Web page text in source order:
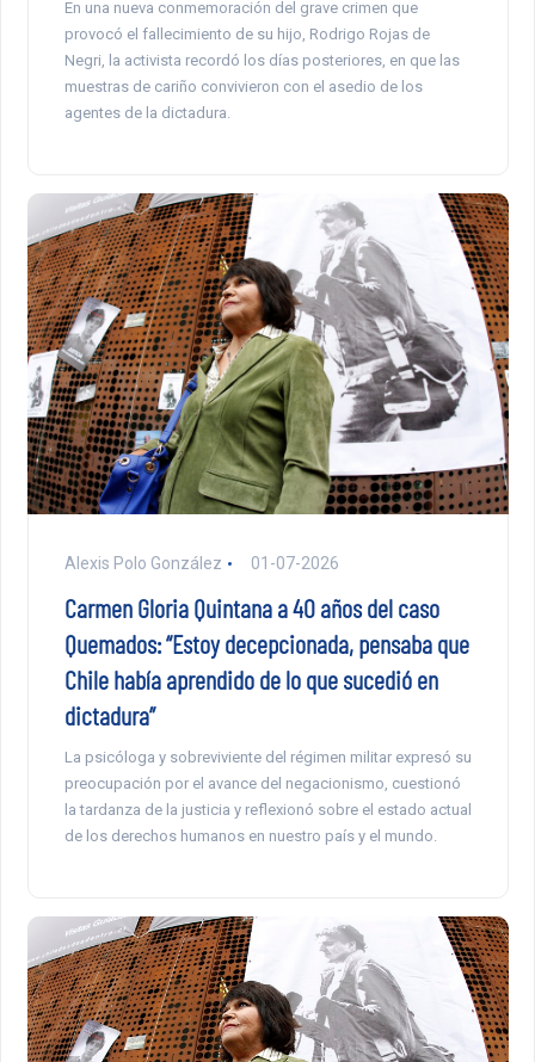
En una nueva conmemoración del grave crimen que
provocó el fallecimiento de su hijo, Rodrigo Rojas de
Negri, la activista recordó los días posteriores, en que las
muestras de cariño convivieron con el asedio de los
agentes de la dictadura.
Alexis Polo González 01-07-2026
Carmen Gloria Quintana a 40 años del caso
Quemados: “Estoy decepcionada, pensaba que
Chile había aprendido de lo que sucedió en
dictadura”
La psicóloga y sobreviviente del régimen militar expresó su
preocupación por el avance del negacionismo, cuestionó
la tardanza de la justicia y reflexionó sobre el estado actual
de los derechos humanos en nuestro país y el mundo.